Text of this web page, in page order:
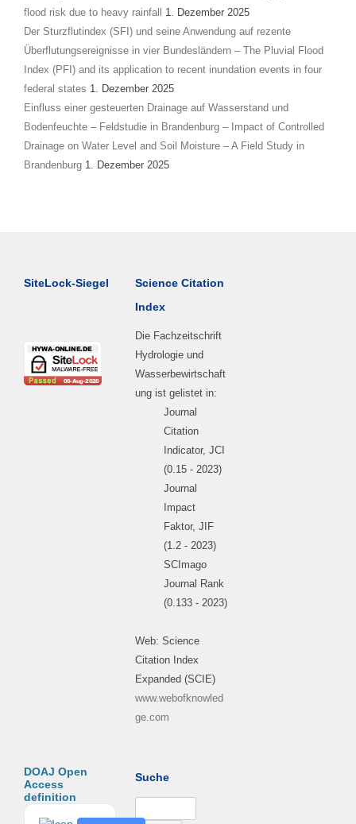
flood risk due to heavy rainfall
1. Dezember 2025
Der Sturzflutindex (SFI) und seine Anwendung auf rezente
Überflutungsereignisse in vier Bundesländern – The Pluvial Flood
Index (PFI) and its application to recent inundation events in four
federal states 1. Dezember 2025
Einfluss einer gesteuerten Drainage auf Wasserstand und
Bodenfeuchte – Feldstudie in Brandenburg – Impact of Controlled
Drainage on Water Level and Soil Moisture – A Field Study in
Brandenburg 1. Dezember 2025
SiteLock-Siegel
Science Citation
Index
Die Fachzeitschrift
Hydrologie und
Wasserbewirtschaft
ung ist gelistet in:
Journal
Citation
Indicator, JCI
(0.15 - 2023)
Journal
Impact
Faktor, JIF
(1.2 - 2023)
SCImago
Journal Rank
(0.133 - 2023)
Web: Science
Citation Index
Expanded (SCIE)
www.webofknowled
ge.com
DOAJ Open
Access
definition
Suche